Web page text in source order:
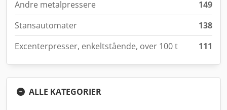
Andre metalpressere
149
Stansautomater
138
Excenterpresser, enkeltstående, over 100 t
111
ALLE KATEGORIER